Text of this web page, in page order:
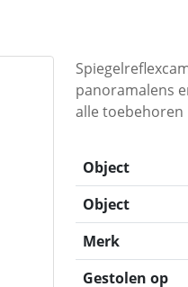
panoramalens
alle toebehoren
Object
Object
Merk
Gestolen op